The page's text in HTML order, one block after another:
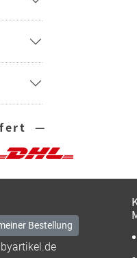
—
Bestellung